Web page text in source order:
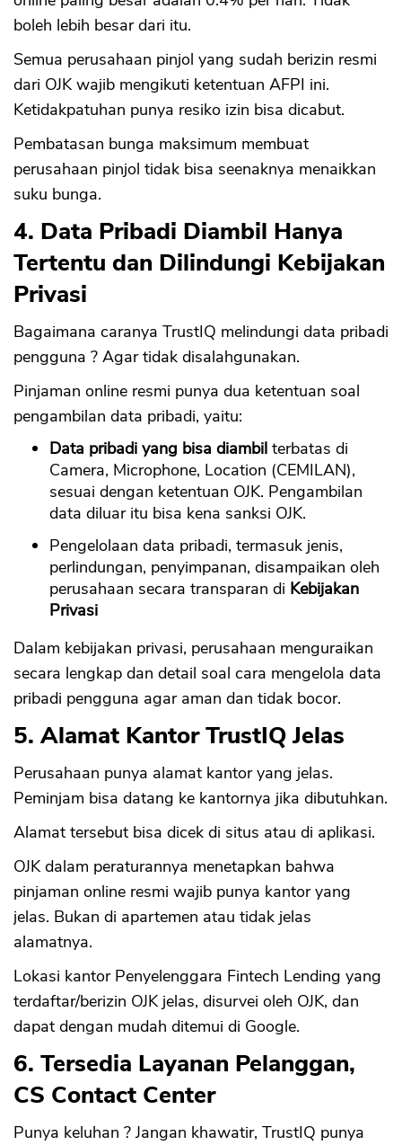
boleh lebih besar dari itu.
Semua perusahaan pinjol yang sudah berizin resmi
dari OJK wajib mengikuti ketentuan AFPI ini.
Ketidakpatuhan punya resiko izin bisa dicabut.
Pembatasan bunga maksimum membuat
perusahaan pinjol tidak bisa seenaknya menaikkan
suku bunga.
4. Data Pribadi Diambil Hanya
Tertentu dan Dilindungi Kebijakan
Privasi
Bagaimana caranya TrustIQ melindungi data pribadi
pengguna ? Agar tidak disalahgunakan.
Pinjaman online resmi punya dua ketentuan soal
pengambilan data pribadi, yaitu:
Data pribadi yang bisa diambil terbatas di
Camera, Microphone, Location (CEMILAN),
sesuai dengan ketentuan OJK. Pengambilan
data diluar itu bisa kena sanksi OJK.
Pengelolaan data pribadi, termasuk jenis,
perlindungan, penyimpanan, disampaikan oleh
perusahaan secara transparan di Kebijakan
Privasi
Dalam kebijakan privasi, perusahaan menguraikan
secara lengkap dan detail soal cara mengelola data
pribadi pengguna agar aman dan tidak bocor.
5. Alamat Kantor TrustIQ Jelas
Perusahaan punya alamat kantor yang jelas.
Peminjam bisa datang ke kantornya jika dibutuhkan.
Alamat tersebut bisa dicek di situs atau di aplikasi.
OJK dalam peraturannya menetapkan bahwa
pinjaman online resmi wajib punya kantor yang
jelas. Bukan di apartemen atau tidak jelas
alamatnya.
Lokasi kantor Penyelenggara Fintech Lending yang
terdaftar/berizin OJK jelas, disurvei oleh OJK, dan
dapat dengan mudah ditemui di Google.
6. Tersedia Layanan Pelanggan,
CS Contact Center
Punya keluhan ? Jangan khawatir, TrustIQ punya